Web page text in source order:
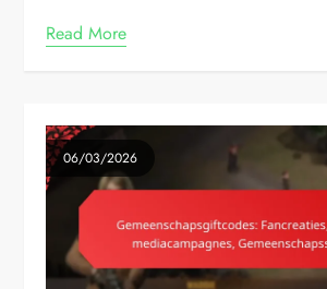
Read More
06/03/2026